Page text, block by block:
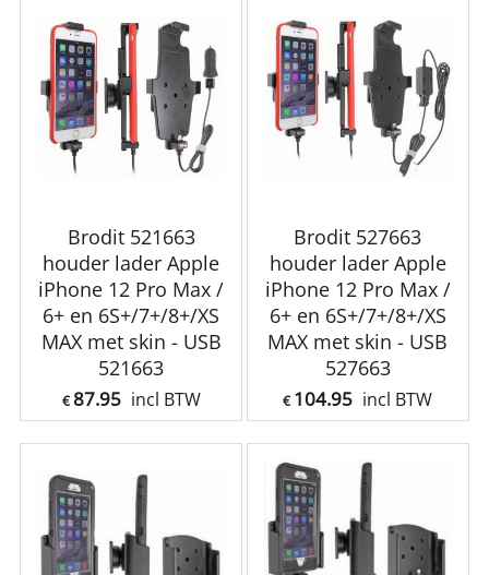
Brodit 521663
houder lader Apple
iPhone 12 Pro Max /
6+ en 6S+/7+/8+/XS
MAX met skin - USB
521663
€ 87.95 incl BTW
Brodit 527663
houder lader Apple
iPhone 12 Pro Max /
6+ en 6S+/7+/8+/XS
MAX met skin - USB
527663
€ 104.95 incl BTW